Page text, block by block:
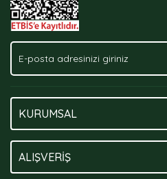
KURUMSAL
ALIŞVERİŞ